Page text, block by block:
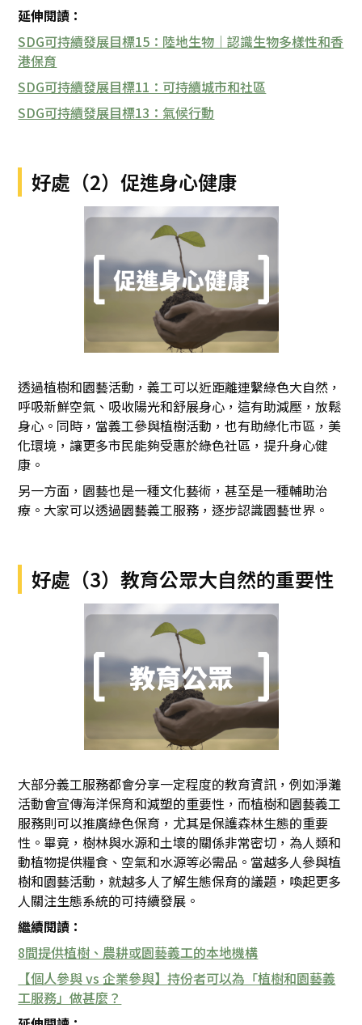
延伸閱讀：
SDG可持續發展目標15：陸地生物｜認識生物多樣性和香
港保育
SDG可持續發展目標11：可持續城市和社區
SDG可持續發展目標13：氣候行動
好處（2）促進身心健康
透過植樹和園藝活動，義工可以近距離連繫綠色大自然，
呼吸新鮮空氣、吸收陽光和舒展身心，這有助減壓，放鬆
身心。同時，當義工參與植樹活動，也有助綠化市區，美
化環境，讓更多市民能夠受惠於綠色社區，提升身心健
康。
另一方面，園藝也是一種文化藝術，甚至是一種輔助治
療。大家可以透過園藝義工服務，逐步認識園藝世界。
好處（3）教育公眾大自然的重要性
大部分義工服務都會分享一定程度的教育資訊，例如淨灘
活動會宣傳海洋保育和減塑的重要性，而植樹和園藝義工
服務則可以推廣綠色保育，尤其是保護森林生態的重要
性。畢竟，樹林與水源和土壞的關係非常密切，為人類和
動植物提供糧食、空氣和水源等必需品。當越多人參與植
樹和園藝活動，就越多人了解生態保育的議題，喚起更多
人關注生態系統的可持續發展。
繼續閱讀：
8間提供植樹、農耕或園藝義工的本地機構
【個人參與 vs 企業參與】持份者可以為「植樹和園藝義
工服務」做甚麼？